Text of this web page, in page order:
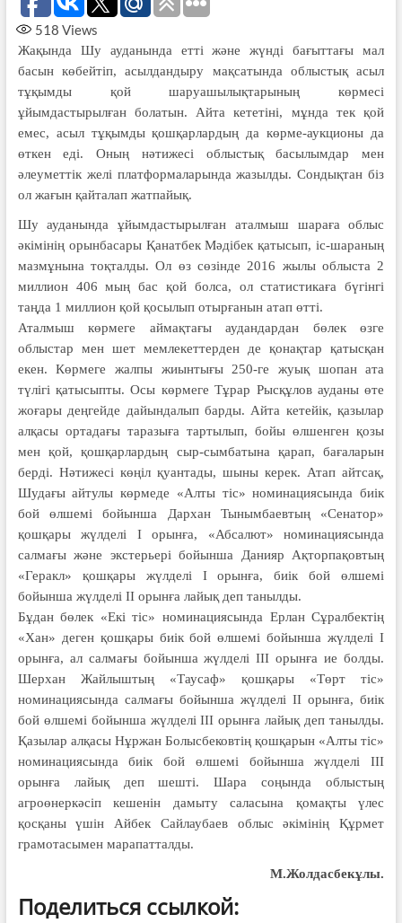
518 Views
Жақында Шу ауданында етті және жүнді бағыттағы мал
басын көбейтіп, асылдандыру мақсатында облыстық асыл
тұқымды қой шаруашылықтарының көрмесі
ұйымдастырылған болатын. Айта кететіні, мұнда тек қой
емес, асыл тұқымды қошқарлардың да көрме-аукционы да
өткен еді. Оның нәтижесі облыстық басылымдар мен
әлеуметтік желі платформаларында жазылды. Сондықтан біз
ол жағын қайталап жатпайық.
Шу ауданында ұйымдастырылған аталмыш шараға облыс
әкімінің орынбасары Қанатбек Мәдібек қатысып, іс-шараның
мазмұнына тоқталды. Ол өз сөзінде 2016 жылы облыста 2
миллион 406 мың бас қой болса, ол статистикаға бүгінгі
таңда 1 миллион қой қосылып отырғанын атап өтті.
Аталмыш көрмеге аймақтағы аудандардан бөлек өзге
облыстар мен шет мемлекеттерден де қонақтар қатысқан
екен. Көрмеге жалпы жиынтығы 250-ге жуық шопан ата
түлігі қатысыпты. Осы көрмеге Тұрар Рысқұлов ауданы өте
жоғары деңгейде дайындалып барды. Айта кетейік, қазылар
алқасы ортадағы таразыға тартылып, бойы өлшенген қозы
мен қой, қошқарлардың сыр-сымбатына қарап, бағаларын
берді. Нәтижесі көңіл қуантады, шыны керек. Атап айтсақ,
Шудағы айтулы көрмеде «Алты тіс» номинациясында биік
бой өлшемі бойынша Дархан Тынымбаевтың «Сенатор»
қошқары жүлделі І орынға, «Абсалют» номинациясында
салмағы және экстерьері бойынша Данияр Ақторпақовтың
«Геракл» қошқары жүлделі І орынға, биік бой өлшемі
бойынша жүлделі ІІ орынға лайық деп танылды.
Бұдан бөлек «Екі тіс» номинациясында Ерлан Сұралбектің
«Хан» деген қошқары биік бой өлшемі бойынша жүлделі І
орынға, ал салмағы бойынша жүлделі ІІІ орынға ие болды.
Шерхан Жайлыштың «Таусаф» қошқары «Төрт тіс»
номинациясында салмағы бойынша жүлделі ІІ орынға, биік
бой өлшемі бойынша жүлделі ІІІ орынға лайық деп танылды.
Қазылар алқасы Нұржан Болысбековтің қошқарын «Алты тіс»
номинациясында биік бой өлшемі бойынша жүлделі ІІІ
орынға лайық деп шешті. Шара соңында облыстың
агроөнеркәсіп кешенін дамыту саласына қомақты үлес
қосқаны үшін Айбек Сайлаубаев облыс әкімінің Құрмет
грамотасымен марапатталды.
М.Жолдасбекұлы.
Поделиться ссылкой: